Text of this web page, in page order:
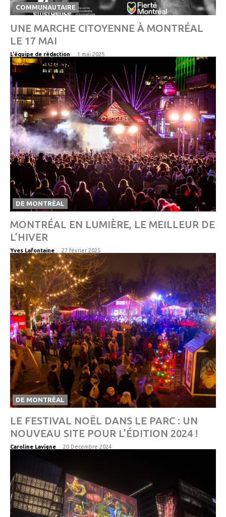
COMMUNAUTAIRE
UNE MARCHE CITOYENNE À MONTRÉAL
LE 17 MAI
L'équipe de rédaction - 1 mai 2025
DE MONTRÉAL
MONTRÉAL EN LUMIÈRE, LE MEILLEUR DE
L’HIVER
Yves Lafontaine - 27 février 2025
DE MONTRÉAL
LE FESTIVAL NOËL DANS LE PARC : UN
NOUVEAU SITE POUR L’ÉDITION 2024 !
Caroline Lavigne - 20 Décembre 2024